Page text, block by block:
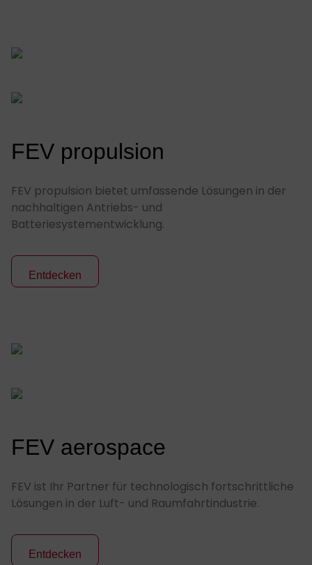
FEV propulsion
FEV propulsion bietet umfassende Lösungen in der
nachhaltigen Antriebs- und
Batteriesystementwicklung.
Entdecken
FEV aerospace
FEV ist Ihr Partner für technologisch fortschrittliche
Lösungen in der Luft- und Raumfahrtindustrie.
Entdecken